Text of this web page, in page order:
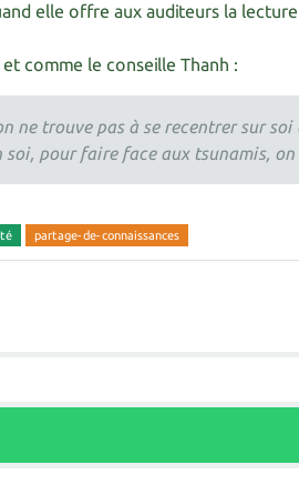
elle offre aux auditeurs la
comme le conseille Thanh :
ne trouve pas à se recentrer sur
soi, pour faire face aux tsunamis,
partage-de-connaissances